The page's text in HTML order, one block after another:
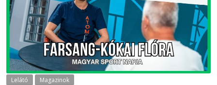
Lelátó Magazinok